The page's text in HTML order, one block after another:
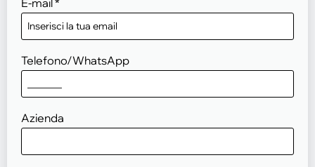
Telefono/WhatsApp
Azienda